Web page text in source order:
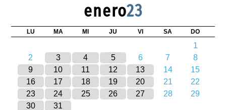
enero23
LU MA MI JU VI SA DO
1
2
3 4 5 6 7
8
9
10 11 12 13 14
15
16
17 18 19 20 21
22
23
24 25 26 27 28
29
30
31